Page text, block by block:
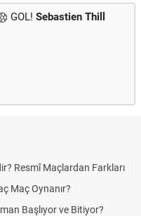
GOL! Sebastien Thill
Resmî Maçlardan Farkları
Maç Oynanır?
Başlıyor ve Bitiyor?